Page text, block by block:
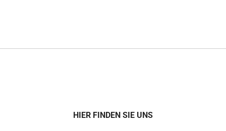
HIER FINDEN SIE UNS